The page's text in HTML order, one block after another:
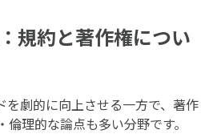
規約と著作権につい
を劇的に向上させる一方で、著作
理的な論点も多い分野です。